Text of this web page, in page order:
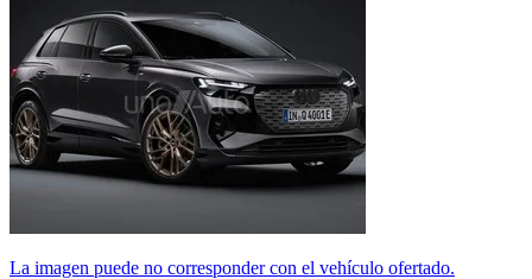
La imagen puede no corresponder con el vehículo ofertado.